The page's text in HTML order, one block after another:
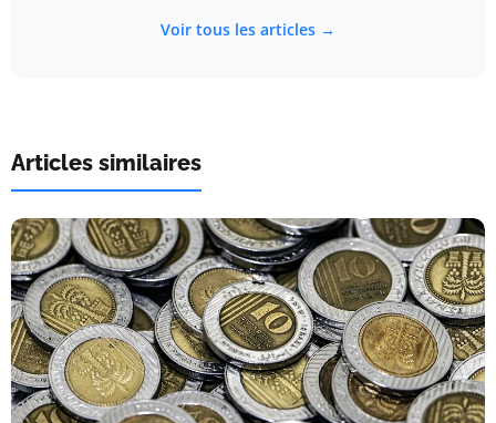
Voir tous les articles →
Articles similaires